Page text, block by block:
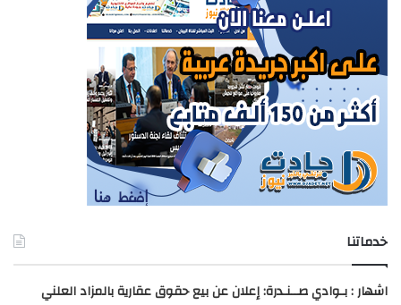
خدماتنا
اشهار : بـوادي صــنـدرة: إعلان عن بيع حقوق عقارية بالمزاد العلني